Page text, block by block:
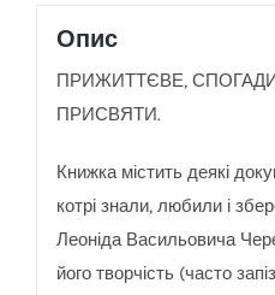
Опис
ПРИЖИТТЄВЕ,
ПРИСВЯТИ.
Книжка містить деякі
котрі знали, любили і
Леоніда Васильовича
його творчість (часто